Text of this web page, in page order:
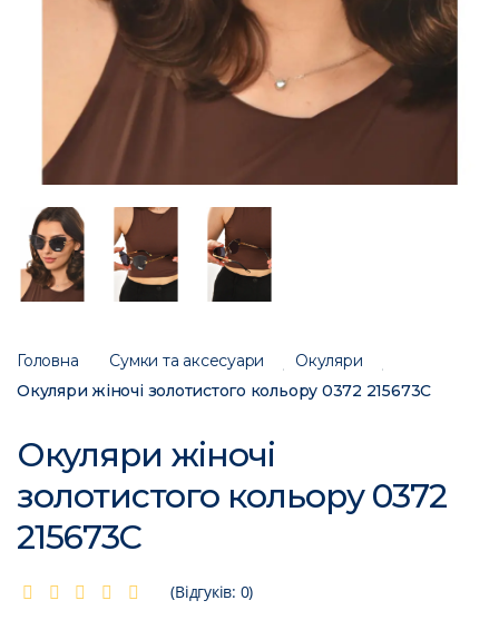
Головна Сумки та аксесуари
Окуляри
Окуляри жіночі золотистого кольору 0372 215673C
Окуляри жіночі
золотистого кольору 0372
215673C
(Відгуків: 0)